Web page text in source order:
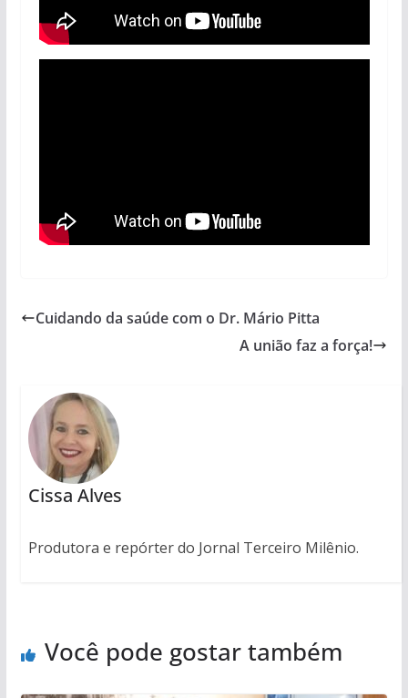
Cuidando da saúde com o Dr. Mário Pitta
A união faz a força!
Cissa Alves
Produtora e repórter do Jornal Terceiro Milênio.
Você pode gostar também